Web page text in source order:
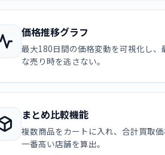
価格推移グラフ
最大180日間の価格変動を可視化し、
な売り時を逃さない。
まとめ比較機能
複数商品をカートに入れ、合計買取
一番高い店舗を算出。